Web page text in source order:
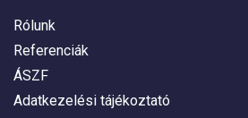
Rólunk
Referenciák
ÁSZF
Adatkezelési tájékoztató